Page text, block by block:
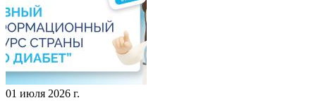
01 июля 2026 г.